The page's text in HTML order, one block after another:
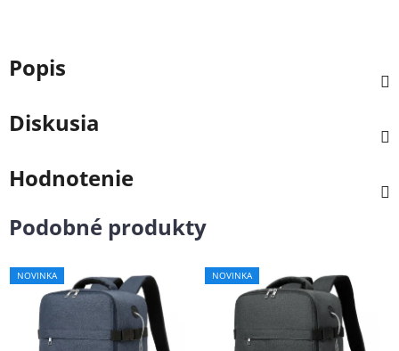
Popis
Diskusia
Hodnotenie
Podobné produkty
NOVINKA NOVINKA